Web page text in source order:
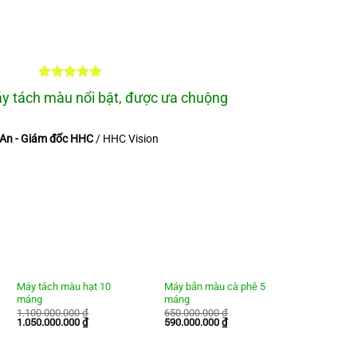
tách màu nổi bật, được ưa chuộng
- Giám đốc HHC / HHC Vision
Máy tách màu hạt 10
máng
1.100.000.000₫
Giá
1.050.000.000₫Giá
hiện
Máy bắn màu cà phê 5
máng
650.000.000₫
Giá
590.000.000₫Giá
hiện